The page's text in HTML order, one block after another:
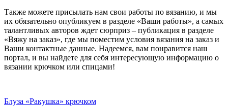
Также можете присылать нам свои работы по вязанию, и мы
их обязательно опубликуем в разделе «Ваши работы», а самых
талантливых авторов ждет сюрприз – публикация в разделе
«Вяжу на заказ», где мы поместим условия вязания на заказ и
Ваши контактные данные. Надеемся, вам понравится наш
портал, и вы найдете для себя интересующую информацию о
вязании крючком или спицами!
Блуза «Ракушка» крючком